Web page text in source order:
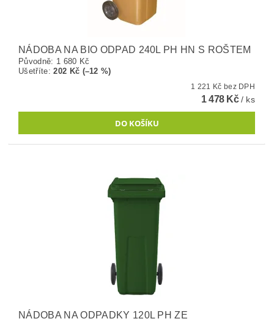
NÁDOBA NA BIO ODPAD 240L PH HN S ROŠTEM
Původně: 1 680 Kč
Ušetříte:202 Kč (–12 %)
1 221 Kč bez DPH
1 478 Kč/ ks
NÁDOBA NA ODPADKY 120L PH ZE